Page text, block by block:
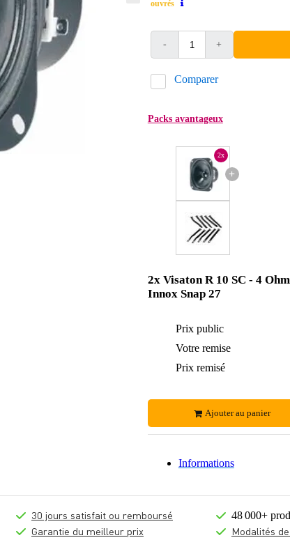
ouvrés
- +
Comparer
Packs avantageux
+
2x
2x Visaton R 10 SC - 4
Innox Snap 27
Prix public
Votre remise
Prix remisé
Ajouter au panier
Informations
30 jours satisfait ou remboursé
Garantie du meilleur prix
48 000+
Modalités